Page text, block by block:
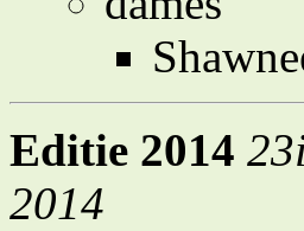
Editie 2014
2014